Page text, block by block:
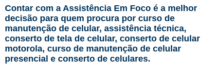
Contar com a Assistência Em Foco é a melhor
decisão para quem procura por curso de
manutenção de celular, assistência técnica,
conserto de tela de celular, conserto de celular
motorola, curso de manutenção de celular
presencial e conserto de celulares.